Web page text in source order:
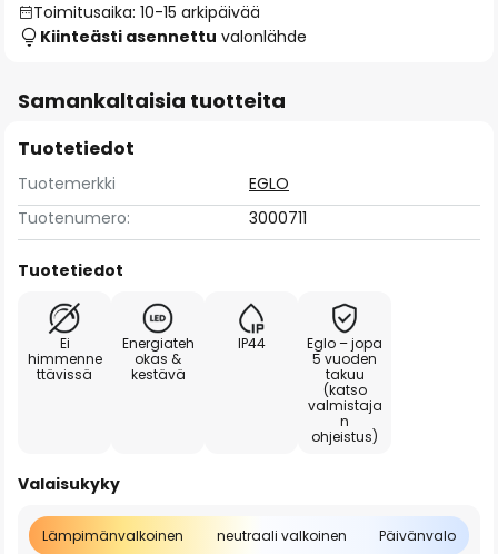
Toimitusaika: 10-15 arkipäivää
Kiinteästi asennettu valonlähde
Samankaltaisia tuotteita
Tuotetiedot
Tuotemerkki
EGLO
Tuotenumero:
3000711
Tuotetiedot
Ei
himmenne
ttävissä
Energiateh
okas &
kestävä
IP44
Eglo – jopa
5 vuoden
takuu
(katso
valmistaja
n
ohjeistus)
Valaisukyky
Lämpimänvalkoinen neutraali valkoinen Päivänvalo